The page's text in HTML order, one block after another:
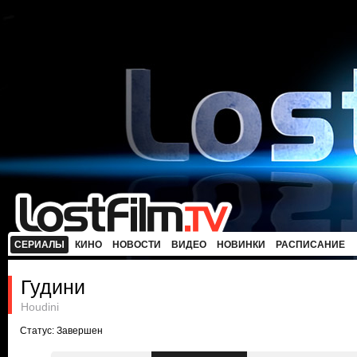
СЕРИАЛЫ КИНО НОВОСТИ ВИДЕО НОВИНКИ РАСПИСАНИЕ
Гудини
Houdini
Статус: Завершен